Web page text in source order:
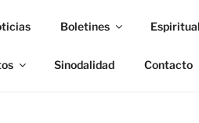
Boletines
Sinodalidad Contacto